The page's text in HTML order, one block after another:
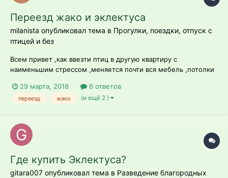
Переезд жако и эклектуса
milanista опубликовал тема в Прогулки, поездки, отпуск с
птицей и без
Всем привет ,как ввезти птиц в другую квартиру с
наименьшим стрессом ,меняется почти вся мебель ,потолки
будет страшно,И едим из города в горы никаких привычных
шумов
29 марта, 2018 6 ответов
переезд жако (и ещё 2 )
Где купить Эклектуса?
gitara007 опубликовал тема в Разведение благородных